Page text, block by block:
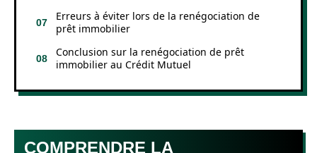
Erreurs à éviter lors de la renégociation de
prêt immobilier
Conclusion sur la renégociation de prêt
immobilier au Crédit Mutuel
COMPRENDRE LA